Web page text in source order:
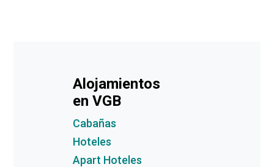
Alojamientos
en VGB
Cabañas
Hoteles
Apart Hoteles